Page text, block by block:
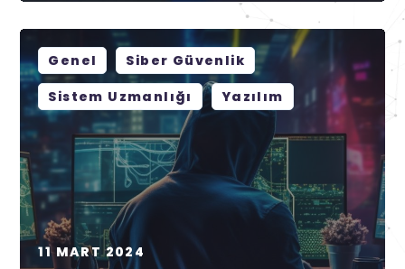
Genel
Siber Güvenlik
Sistem Uzmanlığı
Yazılım
11 MART 2024